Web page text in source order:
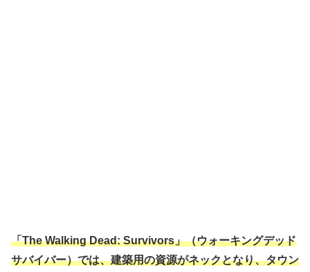
「The Walking Dead: Survivors」（ウォーキングデッド
サバイバー）では、建築用の資源がネックとなり、タウン